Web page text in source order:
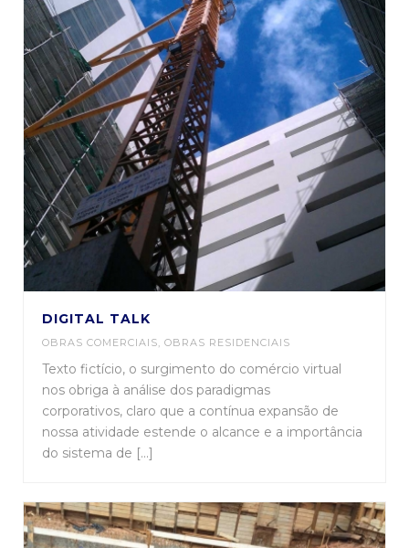
DIGITAL TALK
OBRAS COMERCIAIS, OBRAS RESIDENCIAIS
Texto fictício, o surgimento do comércio virtual
nos obriga à análise dos paradigmas
corporativos, claro que a contínua expansão de
nossa atividade estende o alcance e a importância
do sistema de [...]